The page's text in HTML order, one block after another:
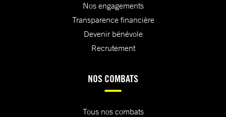
Nos engagements
Transparence financière
Devenir bénévole
Recrutement
NOS COMBATS
Tous nos combats